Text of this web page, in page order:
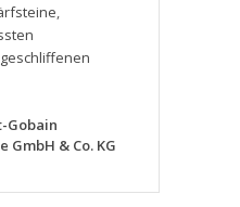
,
Gobain
& Co. KG